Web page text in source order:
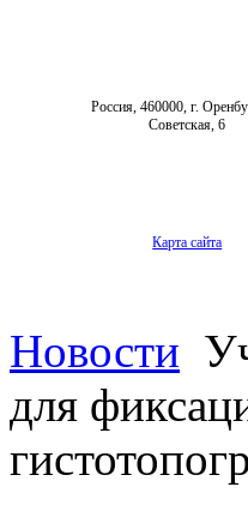
Россия, 460000, г.
Советская, 6
Карта сайта
Новости
для